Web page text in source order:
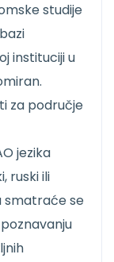
studije
instituciji u
za područje
jezika
ruski ili
smatraće se